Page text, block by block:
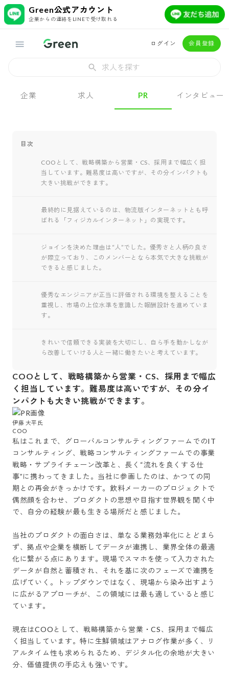
Green公式アカウント
企業からの連絡をLINEで受け取れる
ログイン 会員登録
求人を探す
企業 求人 PR インタビュー
目次
COOとして、戦略構築から営業・CS、採用まで幅広く担
当しています。難易度は高いですが、その分インパクトも
大きい挑戦ができます。
最終的に見据えているのは、物流版インターネットとも呼
ばれる「フィジカルインターネット」の実現です。
ジョインを決めた理由は“人”でした。優秀さと人柄の良さ
が際立っており、このメンバーとなら本気で大きな挑戦が
できると感じました。
優秀なエンジニアが正当に評価される環境を整えることを
重視し、市場の上位水準を意識した報酬設計を進めていま
す。
きれいで信頼できる実装を大切にし、自ら手を動かしなが
ら改善していける人と一緒に働きたいと考えています。
COOとして、戦略構築から営業・CS、採用まで幅広
く担当しています。難易度は高いですが、その分イ
ンパクトも大きい挑戦ができます。
伊藤 大平氏
私はこれまで、グローバルコンサルティングファームでのIT
コンサルティング、戦略コンサルティングファームでの事業
戦略・サプライチェーン改革と、長く“流れを良くする仕
事”に携わってきました。当社に参画したのは、かつての同
期との再会がきっかけです。飲料メーカーのプロジェクトで
偶然顔を合わせ、プロダクトの思想や目指す世界観を聞く中
で、自分の経験が最も生きる場所だと感じました。
当社のプロダクトの面白さは、単なる業務効率化にとどまら
ず、拠点や企業を横断してデータが連携し、業界全体の最適
化に繋がる点にあります。現場でスマホを使って入力された
データが自然と蓄積され、それを基に次のフェーズで連携を
広げていく。トップダウンではなく、現場から染み出すよう
に広がるアプローチが、この領域には最も適していると感じ
ています。
現在はCOOとして、戦略構築から営業・CS、採用まで幅広
く担当しています。特に生鮮領域はアナログ作業が多く、リ
アルタイム性も求められるため、デジタル化の余地が大きい
分、価値提供の手応えも強いです。